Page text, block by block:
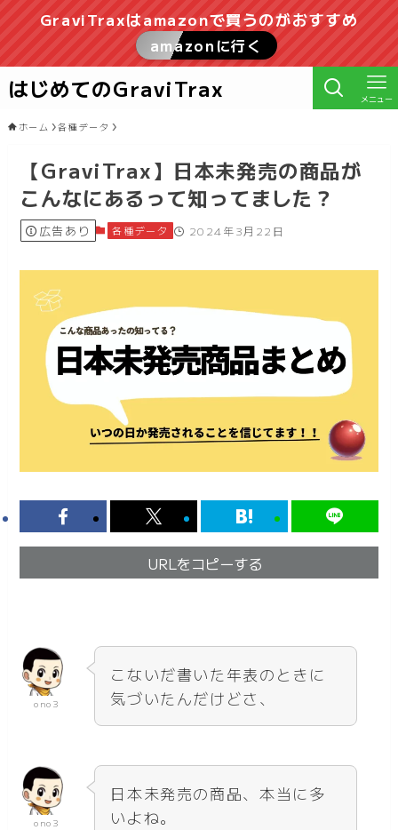
GraviTraxはamazonで買うのがおすすめ
amazonに行く
はじめてのGraviTrax メニュー
ホーム 各種データ
【GraviTrax】日本未発売の商品が
こんなにあるって知ってました？
広告あり 各種データ 2024年3月22日
URLをコピーする
ono3
こないだ書いた年表のときに
気づいたんだけどさ、
ono3
日本未発売の商品、本当に多
いよね。